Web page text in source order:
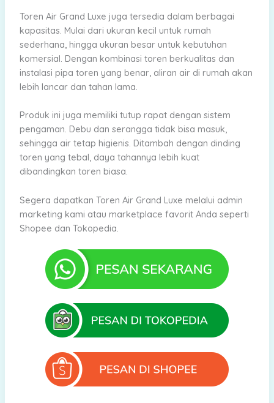
Toren Air Grand Luxe juga tersedia dalam berbagai
kapasitas. Mulai dari ukuran kecil untuk rumah
sederhana, hingga ukuran besar untuk kebutuhan
komersial. Dengan kombinasi toren berkualitas dan
instalasi pipa toren yang benar, aliran air di rumah akan
lebih lancar dan tahan lama.
Produk ini juga memiliki tutup rapat dengan sistem
pengaman. Debu dan serangga tidak bisa masuk,
sehingga air tetap higienis. Ditambah dengan dinding
toren yang tebal, daya tahannya lebih kuat
dibandingkan toren biasa.
Segera dapatkan Toren Air Grand Luxe melalui admin
marketing kami atau marketplace favorit Anda seperti
Shopee dan Tokopedia.